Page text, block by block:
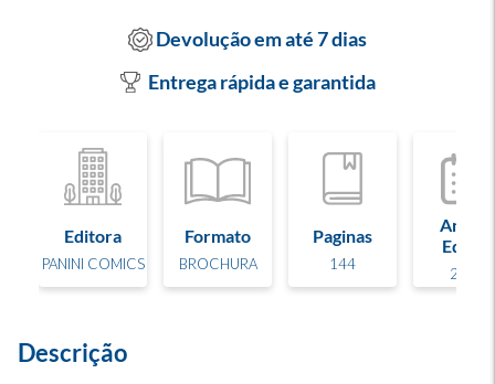
Devolução em até 7 dias
Entrega rápida e garantida
Editora
PANINI COMICS
Formato
BROCHURA
Paginas
144
Ano de
Edição
2024
Descrição